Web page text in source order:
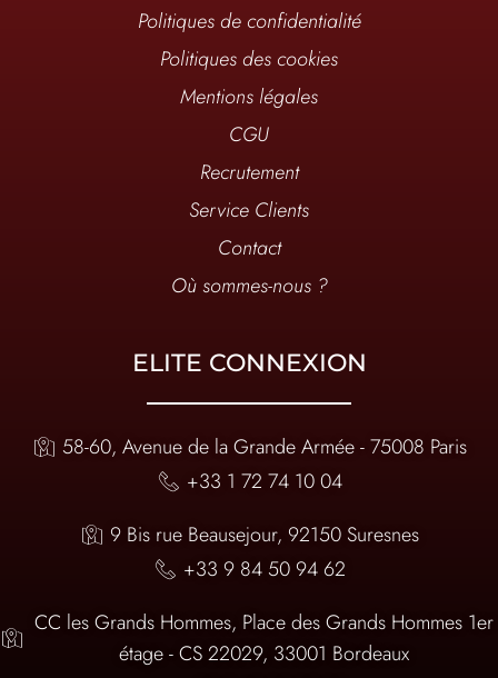
Politiques de confidentialité
Politiques des cookies
Mentions légales
CGU
Recrutement
Service Clients
Contact
Où sommes-nous ?
ELITE CONNEXION
58-60, Avenue de la Grande Armée - 75008 Paris
+33 1 72 74 10 04
9 Bis rue Beausejour, 92150 Suresnes
+33 9 84 50 94 62
CC les Grands Hommes, Place des Grands Hommes 1er
étage - CS 22029, 33001 Bordeaux